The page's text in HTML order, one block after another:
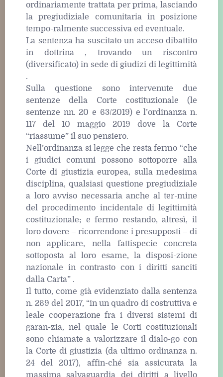
ordinariamente trattata per prima, lasciando
la pregiudiziale comunitaria in posizione
tempo-ralmente successiva ed eventuale.
La sentenza ha suscitato un acceso dibattito
in dottrina , trovando un riscontro
(diversificato) in sede di giudizi di legittimità
.
Sulla questione sono intervenute due
sentenze della Corte costituzionale (le
sentenze nn. 20 e 63/2019) e l’ordinanza n.
117 del 10 maggio 2019 dove la Corte
“riassume” il suo pensiero.
Nell’ordinanza si legge che resta fermo “che
i giudici comuni possono sottoporre alla
Corte di giustizia europea, sulla medesima
disciplina, qualsiasi questione pregiudiziale
a loro avviso necessaria anche al ter-mine
del procedimento incidentale di legittimità
costituzionale; e fermo restando, altresì, il
loro dovere – ricorrendone i presupposti – di
non applicare, nella fattispecie concreta
sottoposta al loro esame, la disposi-zione
nazionale in contrasto con i diritti sanciti
dalla Carta” .
Il tutto, come già evidenziato dalla sentenza
n. 269 del 2017, “in un quadro di costruttiva e
leale cooperazione fra i diversi sistemi di
garan-zia, nel quale le Corti costituzionali
sono chiamate a valorizzare il dialo-go con
la Corte di giustizia (da ultimo ordinanza n.
24 del 2017), affin-ché sia assicurata la
massima salvaguardia dei diritti a livello